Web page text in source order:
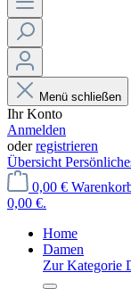
Menü schließen
Ihr Konto
Anmelden
oderregistrieren
Übersicht
0,00 €
0,00 €.
Home
Damen
Zur Kategorie